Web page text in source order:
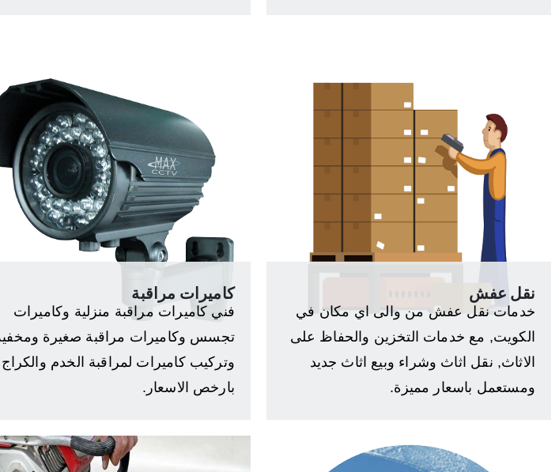
نقل عفش
خدمات نقل عفش من والى اي مكان في
الكويت, مع خدمات التخزين والحفاظ على
الاثاث, نقل اثاث وشراء وبيع اثاث جديد
ومستعمل باسعار مميزة.
كاميرات مراقبة
فني كاميرات مراقبة منزلية وكاميرات
تجسس وكاميرات مراقبة صغيرة
وتركيب كاميرات لمراقبة الخدم والكراج
بارخص الاسعار.